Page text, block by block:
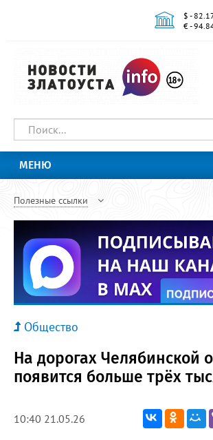
$ -
€ -
МЕНЮ
Полезные ссылки
Общество
На дорогах Челябинской
появится больше трёх
10:40 21.05.26